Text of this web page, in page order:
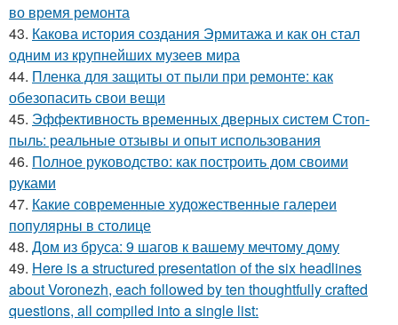
во время ремонта
43. Какова история создания Эрмитажа и как он стал
одним из крупнейших музеев мира
44. Пленка для защиты от пыли при ремонте: как
обезопасить свои вещи
45. Эффективность временных дверных систем Стоп-
пыль: реальные отзывы и опыт использования
46. Полное руководство: как построить дом своими
руками
47. Какие современные художественные галереи
популярны в столице
48. Дом из бруса: 9 шагов к вашему мечтому дому
49. Here is a structured presentation of the six headlines
about Voronezh, each followed by ten thoughtfully crafted
questions, all compiled into a single list: